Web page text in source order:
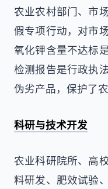
农业农村部门、市
假专项行动，对市
氧化钾含量不达标
检测报告是行政执
伪劣产品，保护了
科研与技术开发
农业科研院所、高
料研发、肥效试验